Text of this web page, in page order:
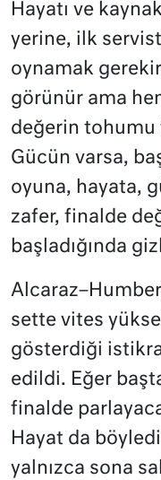
Hayatı ve
yerine, ilk
oynamak
görünür ama
değerin tohumu
Gücün varsa,
oyuna, hayata,
zafer, finalde
başladığında
sette vites
gösterdiği
edildi. Eğer
finalde
Hayat da
yalnızca sona